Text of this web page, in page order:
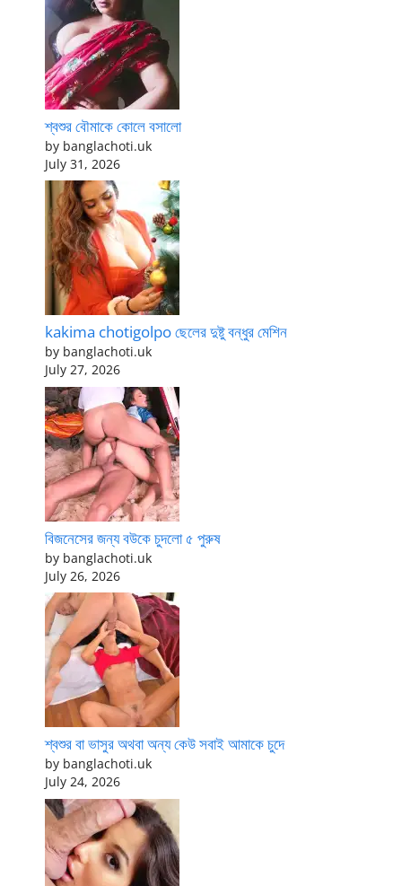
শ্বশুর বৌমাকে কোলে বসালো
by banglachoti.uk
July 31, 2026
kakima chotigolpo ছেলের দুষ্টু বন্ধুর মেশিন
by banglachoti.uk
July 27, 2026
বিজনেসের জন্য বউকে চুদলো ৫ পুরুষ
by banglachoti.uk
July 26, 2026
শ্বশুর বা ভাসুর অথবা অন্য কেউ সবাই আমাকে চুদে
by banglachoti.uk
July 24, 2026